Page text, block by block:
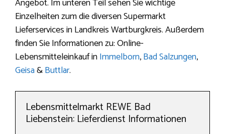
Angebot. Im unteren Teil sehen Sie wichtige
Einzelheiten zum die diversen Supermarkt
Lieferservices in Landkreis Wartburgkreis. Außerdem
finden Sie Informationen zu: Online-
Lebensmitteleinkauf inImmelborn,Bad Salzungen,
Geisa&Buttlar.
Lebensmittelmarkt REWE Bad
Liebenstein: Lieferdienst Informationen